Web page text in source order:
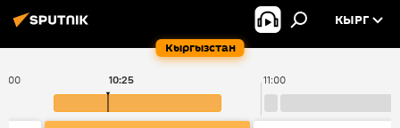
Кыргызстан
КЫРГ
11:00
10:25